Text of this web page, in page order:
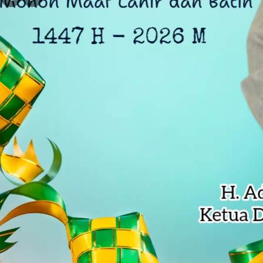
Siswa SD di Bekasi Raih Emas
Kejagung Serahkan 6 Tersangka
Anak Pengetik Naskah